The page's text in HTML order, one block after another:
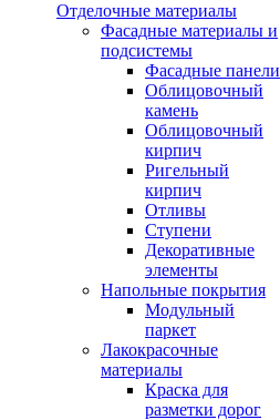
Отделочные материалы
Фасадные материалы и
подсистемы
Фасадные панели
Облицовочный
камень
Облицовочный
кирпич
Ригельный
кирпич
Отливы
Ступени
Декоративные
элементы
Напольные покрытия
Модульный
паркет
Лакокрасочные
материалы
Краска для
разметки дорог